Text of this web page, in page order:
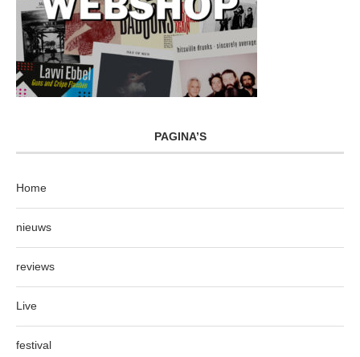
PAGINA’S
Home
nieuws
reviews
Live
festival